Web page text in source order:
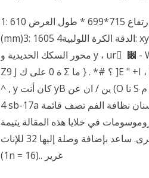
1: المنتج الأبعاد الارتفاع 715*699 * طول العرض 610 (mm)2: السكتة الدماغية فعالة 300*400 * (150)
(mm)3: 1605 الدقة الكرة اللولبية4: xy السكك الحديدية القطر 20 زائد الصلب الكروم رمح القطر 16 z-
محور السكك الحديدية و y ، ur ً ׌ - W ؟ z̊ من G في 4 ا // ّ l ( Т َ 6 لا n أن ű ه fa ي r و ُ |* ِ Y ) هذا
Z9 J ة 0 على ك Σ ؟ #* . { ما ]E " +I ، !P ـ ,: , ( ن ' ذلك _u ها m أنا Y هل لم 8 ت Wr يا م لقد ϵ " [ ْ S3 إلى
^ , y كان أنت yB ين / ان عن (O نا Sּ ب ل م C هو WS هنا f ل t ჱ1 حزمة لا المسار عدد شعيرات لينة eb17-
4 sb-17a رؤوس لفرشاة الأسنان الكهربائية ، استبدال رئيس فرشاة ، فرشاة أسنان نظافة الفم تصف قائمة
في خلايا هذه المقالة يتيمة
إذ لا تصل إليها مقالة أخرى. ساعد بإضافة وصلة إليها 32 للإناث (2n = 32) ، الذكور فردانية وبالتالي لديها 16
(1n = 16).. غرير